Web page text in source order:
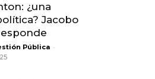
¿una
Jacobo
Pública -